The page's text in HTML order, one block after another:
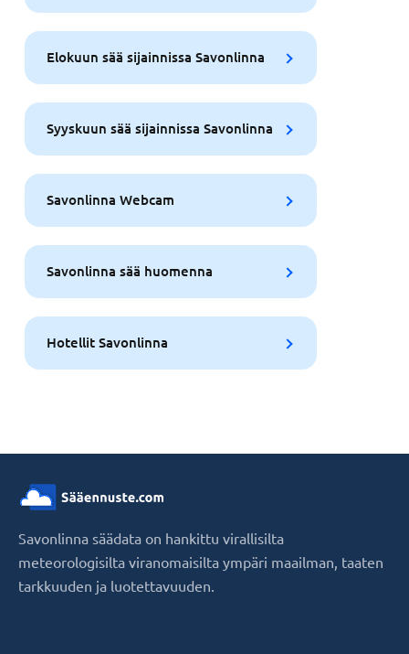
Elokuun sää sijainnissa Savonlinna
Syyskuun sää sijainnissa Savonlinna
Savonlinna Webcam
Savonlinna sää huomenna
Hotellit Savonlinna
Savonlinna säädata on hankittu virallisilta
meteorologisilta viranomaisilta ympäri maailman, taaten
tarkkuuden ja luotettavuuden.